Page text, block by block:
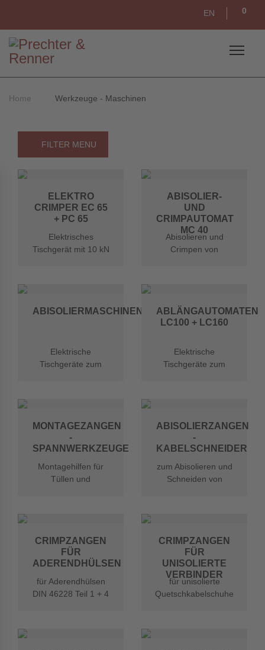
EN 0
Home Werkzeuge - Maschinen
FILTER MENU
ELEKTRO
CRIMPER EC 65
+ PC 65
Elektrisches
Tischgerät mit 10 kN
ABISOLIER-
UND
CRIMPAUTOMAT
MC 40
Abisolieren und
Crimpen von
ABISOLIERMASCHINEN
Elektrische
Tischgeräte zum
ABLÄNGAUTOMATEN
LC100 + LC160
Elektrische
Tischgeräte zum
MONTAGEZANGEN
-
SPANNWERKZEUGE
Montagehilfen für
Tüllen und
ABISOLIERZANGEN
-
KABELSCHNEIDER
zum Abisolieren und
Schneiden von
CRIMPZANGEN
FÜR
ADERENDHÜLSEN
für Aderendhülsen
DIN 46228 Teil 1 + 4
CRIMPZANGEN
FÜR
UNISOLIERTE
VERBINDER
für unisolierte
Quetschkabelschuhe